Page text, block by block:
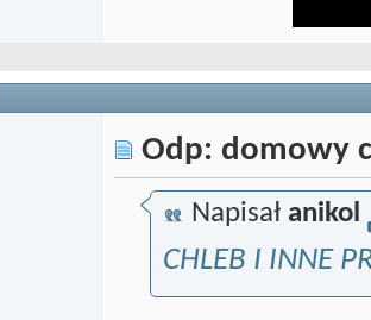
Odp: domowy
Napisał anikol
CHLEB I INNE